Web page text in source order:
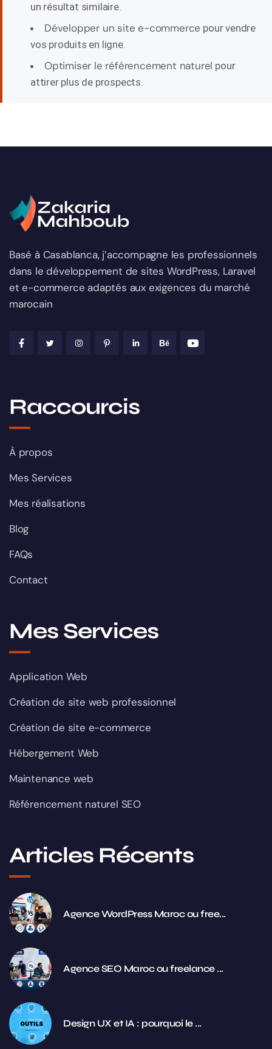
un résultat similaire.
Développer un site e-commerce pour vendre
vos produits en ligne.
Optimiser le référencement naturel pour
attirer plus de prospects.
Basé à Casablanca, j’accompagne les professionnels
dans le développement de sites WordPress, Laravel
et e-commerce adaptés aux exigences du marché
marocain
Raccourcis
À propos
Mes Services
Mes réalisations
Blog
FAQs
Contact
Mes Services
Application Web
Création de site web professionnel
Création de site e-commerce
Hébergement Web
Maintenance web
Référencement naturel SEO
Articles Récents
Agence WordPress Maroc ou free...
Agence SEO Maroc ou freelance ...
Design UX et IA : pourquoi le ...